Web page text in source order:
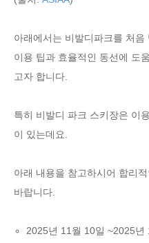
아래에서는 비발디파크를 처
이용 팁과 효율적인 동선에 도
고자 합니다.
특히 비발디 파크 스키장은 이
이 있는데요.
아래 내용을 참고하시어 합리
바랍니다.
2025년 11월 10일 ~2025년